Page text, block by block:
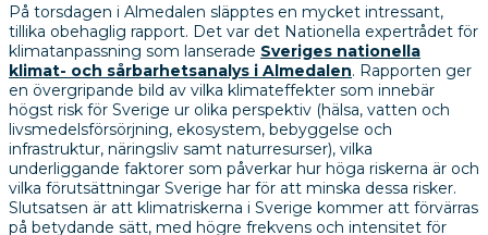
På torsdagen i Almedalen släpptes en mycket intressant,
tillika obehaglig rapport. Det var det Nationella expertrådet för
klimatanpassning som lanserade Sveriges nationella
klimat- och sårbarhetsanalys i Almedalen. Rapporten ger
en övergripande bild av vilka klimateffekter som innebär
högst risk för Sverige ur olika perspektiv (hälsa, vatten och
livsmedelsförsörjning, ekosystem, bebyggelse och
infrastruktur, näringsliv samt naturresurser), vilka
underliggande faktorer som påverkar hur höga riskerna är och
vilka förutsättningar Sverige har för att minska dessa risker.
Slutsatsen är att klimatriskerna i Sverige kommer att förvärras
på betydande sätt, med högre frekvens och intensitet för